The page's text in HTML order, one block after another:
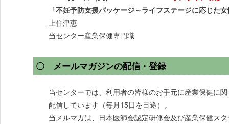
「不妊予防支援パッケージ～ライフステージに応じた
上住津恵
当センター産業保健専門職
〇 メールマガジンの配信・登録
当センターでは、利用者の皆様のお手元に産業保健に
配信しています（毎月15日を目途）。
当メルマガは、日本医師会認定研修会及び産業保健ス